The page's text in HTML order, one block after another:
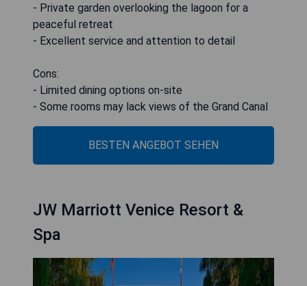
- Private garden overlooking the lagoon for a
peaceful retreat
- Excellent service and attention to detail
Cons:
- Limited dining options on-site
- Some rooms may lack views of the Grand Canal
BESTEN ANGEBOT SEHEN
JW Marriott Venice Resort &
Spa